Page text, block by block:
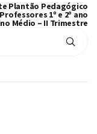
Plantão Pedagógico
1º e 2º ano
Médio – II Trimestre